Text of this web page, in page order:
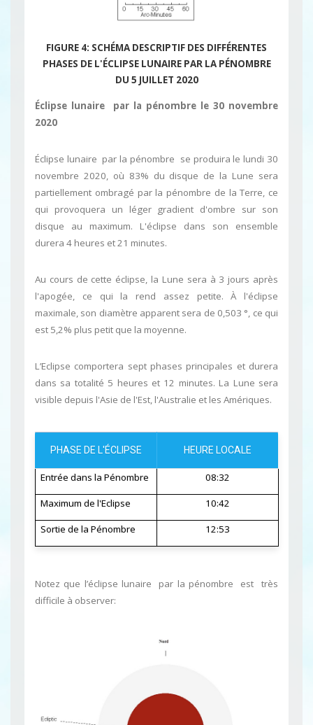
FIGURE 4: SCHÉMA DESCRIPTIF DES DIFFÉRENTES
PHASES DE L'ÉCLIPSE LUNAIRE PAR LA PÉNOMBRE
DU 5 JUILLET 2020
Éclipse lunaire par la pénombre le 30 novembre
2020
Éclipse lunaire par la pénombre se produira le lundi 30
novembre 2020, où 83% du disque de la Lune sera
partiellement ombragé par la pénombre de la Terre, ce
qui provoquera un léger gradient d'ombre sur son
disque au maximum. L'éclipse dans son ensemble
durera 4 heures et 21 minutes.
Au cours de cette éclipse, la Lune sera à 3 jours après
l'apogée, ce qui la rend assez petite. À l'éclipse
maximale, son diamètre apparent sera de 0,503 °, ce qui
est 5,2% plus petit que la moyenne.
L’Eclipse comportera sept phases principales et durera
dans sa totalité 5 heures et 12 minutes. La Lune sera
visible depuis l'Asie de l'Est, l'Australie et les Amériques.
PHASE DE L'ÉCLIPSE HEURE LOCALE
Entrée dans la Pénombre 08:32
Maximum de l'Eclipse 10:42
Sortie de la Pénombre 12:53
Notez que l’éclipse lunaire par la pénombre est très
difficile à observer: